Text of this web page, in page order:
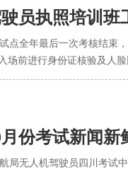
员执照培训班
点全年最后一次考核结
前进行身份证核验及人
份考试新闻新
局无人机驾驶员四川考